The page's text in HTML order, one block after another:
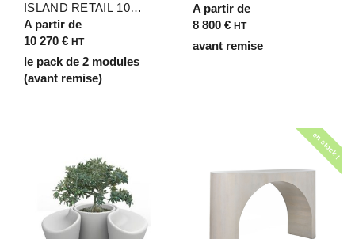
ISLAND RETAIL 10
places – Bancs Bois aux
Formes Arrondies
Organiques pour
Boutique de Luxe,
Espaces de Vente Retail
A partir de
10 270 € HT
le pack de 2 modules
(avant remise)
Hypergranite pour
intégrer les arbres dans
les aménagements
A partir de
8 800 € HT
avant remise
en stock !